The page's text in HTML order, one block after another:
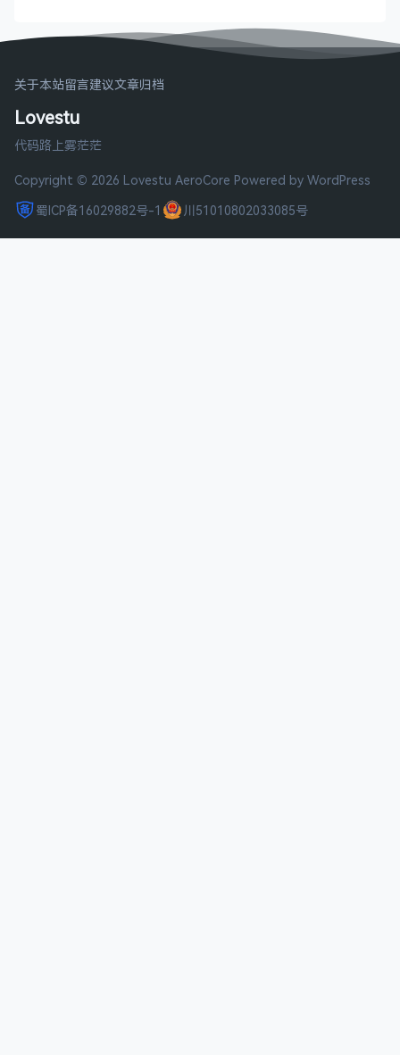
关于本站留言建议文章归档
Lovestu
代码路上雾茫茫
Copyright © 2026 Lovestu AeroCore Powered by WordPress
蜀ICP备16029882号-1
川51010802033085号